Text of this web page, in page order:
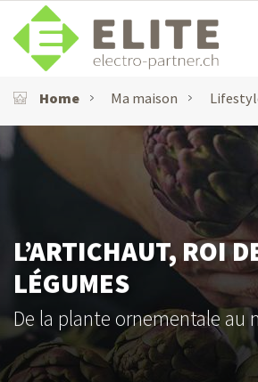
Home Ma maison
L’ARTICHAUT, ROI
LÉGUMES
De la plante ornementale au